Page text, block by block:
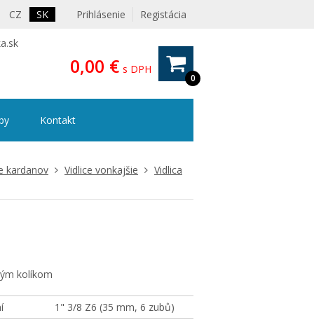
Prihlásenie Registácia
CZ SK
0
0,00 € s DPH
Kontakt
kardanov Vidlice vonkajšie Vidlica
kolíkom
1" 3/8 Z6 (35 mm, 6 zubů)